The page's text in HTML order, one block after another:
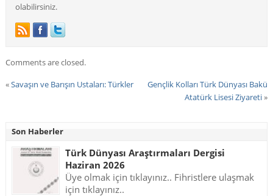
olabilirsiniz.
Comments are closed.
«Savaşın ve Barışın Ustaları: Türkler
Gençlik Kolları Türk Dünyası Bakü
Atatürk Lisesi Ziyareti»
Son Haberler
Türk Dünyası Araştırmaları Dergisi
Haziran 2026
Üye olmak için tıklayınız.. Fihristlere ulaşmak
için tıklayınız..